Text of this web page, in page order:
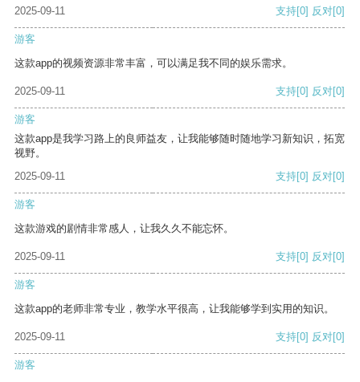
2025-09-11 支持[0] 反对[0]
游客
这款app的视频资源非常丰富，可以满足我不同的娱乐需求。
2025-09-11 支持[0] 反对[0]
游客
这款app是我学习路上的良师益友，让我能够随时随地学习新知识，拓宽
视野。
2025-09-11
支持[0] 反对[0]
游客
这款游戏的剧情非常感人，让我久久不能忘怀。
2025-09-11 支持[0] 反对[0]
游客
这款app的老师非常专业，教学水平很高，让我能够学到实用的知识。
2025-09-11 支持[0] 反对[0]
游客